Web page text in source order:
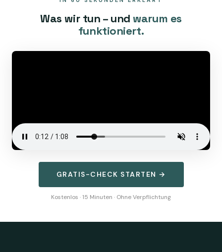
Was wir tun – und warum es
funktioniert.
GRATIS-CHECK STARTEN →
Kostenlos · 15 Minuten · Ohne Verpflichtung